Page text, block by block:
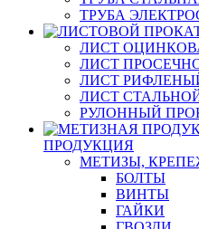
ТРУБА
ЛИСТ
ЛИСТ
ЛИСТ
ЛИСТ
РУЛОННЫЙ
ПРОДУКЦИЯ
МЕТИЗЫ,
БОЛТЫ
ВИНТЫ
ГАЙКИ